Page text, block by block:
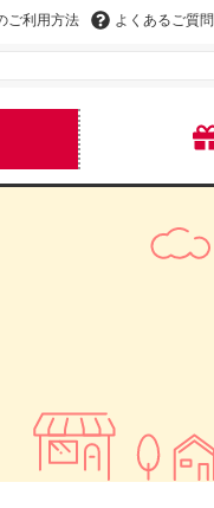
ご利用方法 よくあるご質問